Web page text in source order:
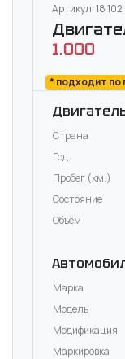
Артикул: 18
1.000
* подходит
Страна
Год
Пробег (км.)
Состояние
Объём
Марка
Модель
Модификация
Маркировка